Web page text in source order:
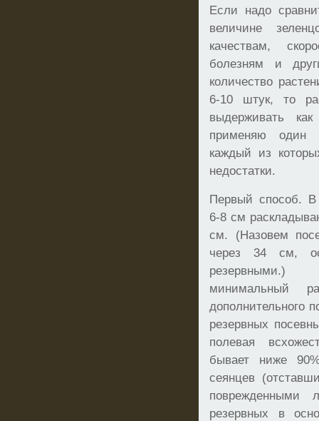
Если надо
величине
качествам,
болезням и
количество
6-10 штук, то
выдерживать
применяю один
каждый из
недостатки.
Первый способ. В
6-8 см
см. (Назовем
через 34 см,
резервными.)
минимальный
дополнительного
резервных
полевая
бывает ниже
сеянцев
поврежденными
резервных в